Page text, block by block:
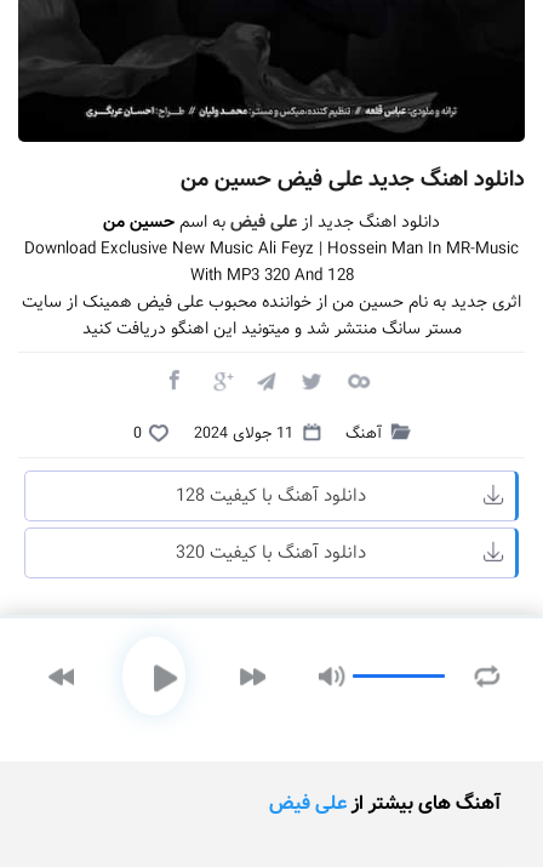
دانلود اهنگ جدید علی فیض حسین من
دانلود اهنگ جدید از علی فیضبه اسمحسین من
Download Exclusive New Music Ali Feyz | Hossein Man In MR-Music
With MP3 320 And 128
اثری جدید به نام حسین من از خواننده محبوب علی فیض همینک از سایت
مستر سانگ منتشر شد و میتونید این اهنگو دریافت کنید
آهنگ 11 جولای 2024 0
دانلود آهنگ با کیفیت 128
دانلود آهنگ با کیفیت 320
آهنگ های بیشتر ازعلی فیض